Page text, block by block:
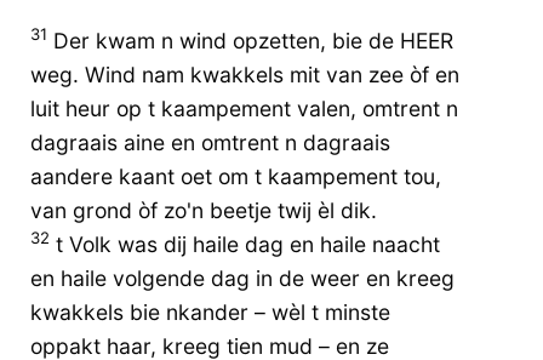
31 Der kwam n wind opzetten, bie de HEER
weg. Wind nam kwakkels mit van zee òf en
luit heur op t kaampement valen, omtrent n
dagraais aine en omtrent n dagraais
aandere kaant oet om t kaampement tou,
van grond òf zo'n beetje twij èl dik.
32 t Volk was dij haile dag en haile naacht
en haile volgende dag in de weer en kreeg
kwakkels bie nkander – wèl t minste
oppakt haar, kreeg tien mud – en ze